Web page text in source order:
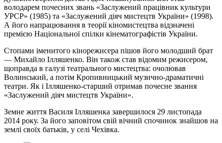
володарем почесних звань «Заслужений працівник культури
УРСР» (1985) та «Заслужений діяч мистецтв України» (1998).
А його напрацювання в теорії кіномистецтва відзначені
премією Національної спілки кінематографістів України.
Стопами іменитого кінорежисера пішов його молодший брат
— Михайло Ілляшенко. Він також став відомим режисером,
щоправда в галузі театрального мистецтва: очолював
Волинський, а потім Кропивницький музично-драматичні
театри. Як і Ілляшенко-старший отримав почесне звання
«Заслужений діяч мистецтв України».
Земне життя Василя Ілляшенка завершилося 29 листопада
2014 року. За його заповітом свій вічний спочинок знайшов на
землі своїх батьків, у селі Чехівка.